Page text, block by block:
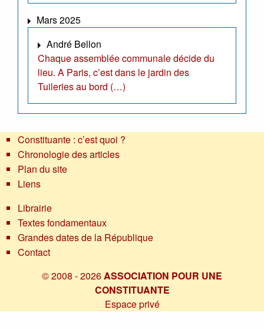
Mars 2025
André Bellon
Chaque assemblée communale décide du
lieu. A Paris, c’est dans le jardin des
Tuileries au bord (…)
Constituante : c’est quoi ?
Chronologie des articles
Plan du site
Liens
Librairie
Textes fondamentaux
Grandes dates de la République
Contact
© 2008 - 2026ASSOCIATION POUR UNE
CONSTITUANTE
Espace privé